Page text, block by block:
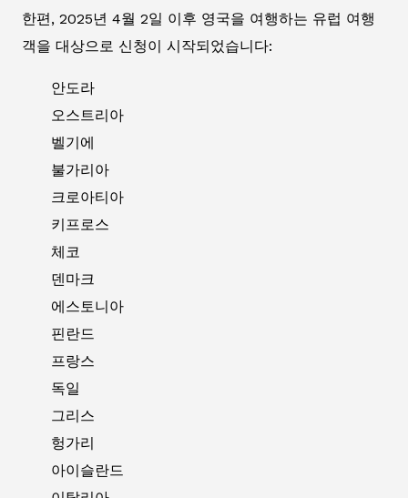
한편, 2025년 4월 2일 이후 영국을 여행하는 유럽 여행
객을 대상으로 신청이 시작되었습니다:
안도라
오스트리아
벨기에
불가리아
크로아티아
키프로스
체코
덴마크
에스토니아
핀란드
프랑스
독일
그리스
헝가리
아이슬란드